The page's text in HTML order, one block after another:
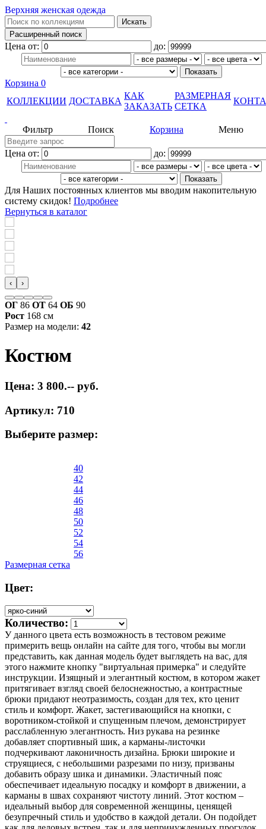
Верхняя женская одежда
Цена от: до:
Корзина 0
КОЛЛЕКЦИИ ДОСТАВКА
КАК
ЗАКАЗАТЬ
РАЗМЕРНАЯ
СЕТКА
Меню
Корзина
Поиск
Фильтр
Цена от: до:
Для Наших постоянных клиентов мы вводим накопительную
систему скидок! Подробнее
Вернуться в каталог
‹ ›
ОГ 86 ОТ 64 ОБ 90
Рост 168 см
Размер на модели: 42
Костюм
Цена: 3 800.-- руб.
Артикул: 710
Выберите размер:
40
42
44
46
48
50
52
54
56
Размерная сетка
Цвет:
Количество:
У данного цвета есть возможность в тестовом режиме
примерить вещь онлайн на сайте для того, чтобы вы могли
представить, как данная модель будет выглядеть на вас, для
этого нажмите кнопку "виртуальная примерка" и следуйте
инструкции. Изящный и элегантный костюм, в котором жакет
притягивает взгляд своей белоснежностью, а контрастные
брюки придают неотразимость, создан для тех, кто ценит
стиль и комфорт. Жакет, застегивающийся на кнопки, с
воротником-стойкой и спущенным плечом, демонстрирует
расслабленную элегантность. Низ рукава на резинке
добавляет спортивный шик, а карманы-листочки
подчеркивают лаконичность дизайна. Брюки широкие и
струящиеся, с небольшими разрезами по низу, призваны
добавить образу шика и динамики. Эластичный пояс
обеспечивает идеальную посадку и комфорт в движении, а
карманы в швах сохраняют чистоту линий. Этот костюм –
идеальный выбор для современной женщины, ценящей
безупречный стиль и удобство в каждой детали. Он подойдет